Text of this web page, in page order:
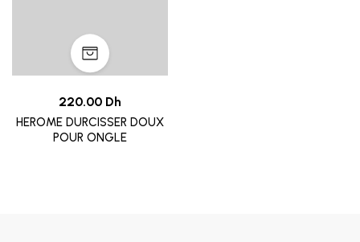
220.00 Dh
HEROME DURCISSER DOUX
POUR ONGLE